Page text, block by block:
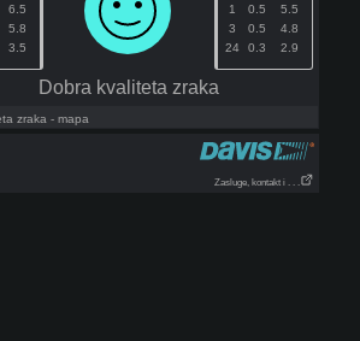
6.5
5.8
3.5
1
0.5
5.5
3
0.5
4.8
24
0.3 2.9
Dobra kvaliteta zraka
zraka - mapa
Zasluge, kontakt i . . .